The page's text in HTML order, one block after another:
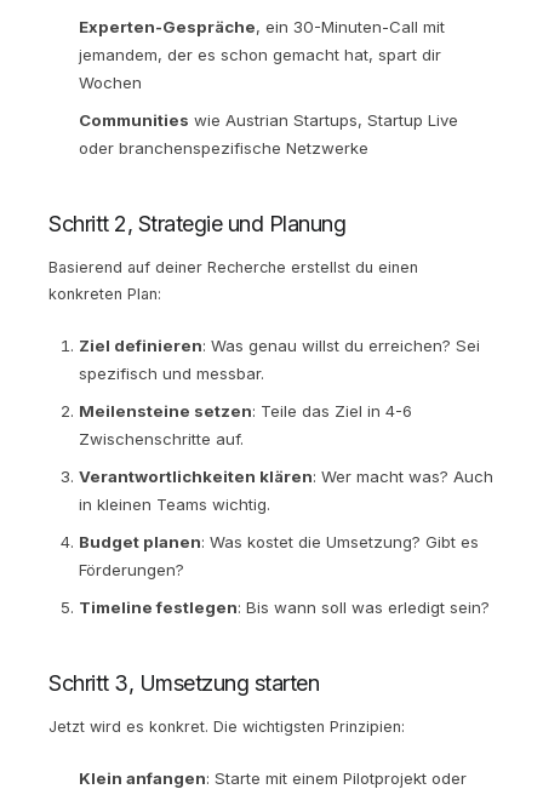
Experten-Gespräche, ein 30-Minuten-Call mit
jemandem, der es schon gemacht hat, spart dir
Wochen
Communities wie Austrian Startups, Startup Live
oder branchenspezifische Netzwerke
Schritt 2, Strategie und Planung
Basierend auf deiner Recherche erstellst du einen
konkreten Plan:
Ziel definieren: Was genau willst du erreichen? Sei
spezifisch und messbar.
Meilensteine setzen: Teile das Ziel in 4-6
Zwischenschritte auf.
Verantwortlichkeiten klären: Wer macht was? Auch
in kleinen Teams wichtig.
Budget planen: Was kostet die Umsetzung? Gibt es
Förderungen?
Timeline festlegen: Bis wann soll was erledigt sein?
Schritt 3, Umsetzung starten
Jetzt wird es konkret. Die wichtigsten Prinzipien:
Klein anfangen: Starte mit einem Pilotprojekt oder